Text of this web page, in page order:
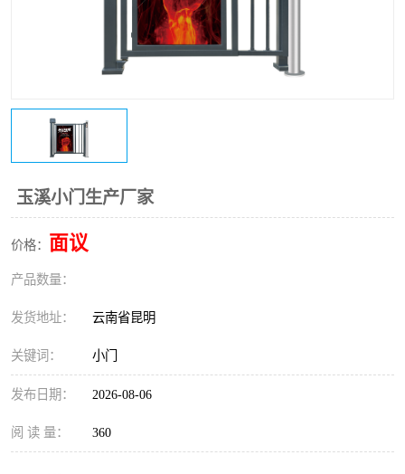
玉溪小门生产厂家
价格： 面议
产品数量：
发货地址： 云南省昆明
关键词： 小门
发布日期： 2026-08-06
阅 读 量： 360